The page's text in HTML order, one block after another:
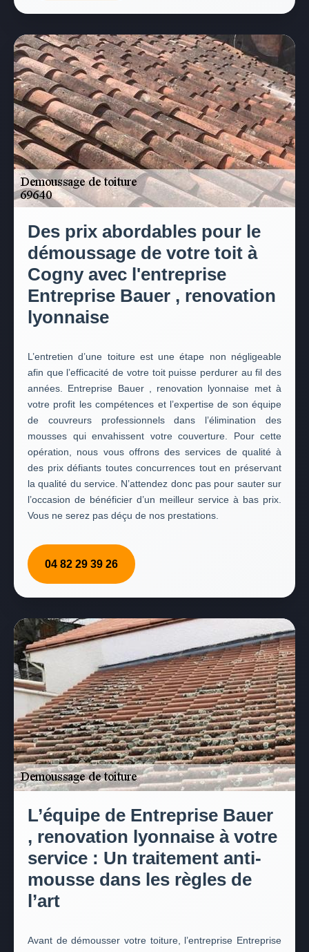
Des prix abordables pour le
démoussage de votre toit à
Cogny avec l'entreprise
Entreprise Bauer , renovation
lyonnaise
L’entretien d’une toiture est une étape non négligeable
afin que l’efficacité de votre toit puisse perdurer au fil des
années. Entreprise Bauer , renovation lyonnaise met à
votre profit les compétences et l’expertise de son équipe
de couvreurs professionnels dans l’élimination des
mousses qui envahissent votre couverture. Pour cette
opération, nous vous offrons des services de qualité à
des prix défiants toutes concurrences tout en préservant
la qualité du service. N’attendez donc pas pour sauter sur
l’occasion de bénéficier d’un meilleur service à bas prix.
Vous ne serez pas déçu de nos prestations.
04 82 29 39 26
L’équipe de Entreprise Bauer
, renovation lyonnaise à votre
service : Un traitement anti-
mousse dans les règles de
l’art
Avant de démousser votre toiture, l’entreprise Entreprise